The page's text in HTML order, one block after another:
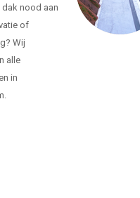
nood aan
of
Wij
alle
in